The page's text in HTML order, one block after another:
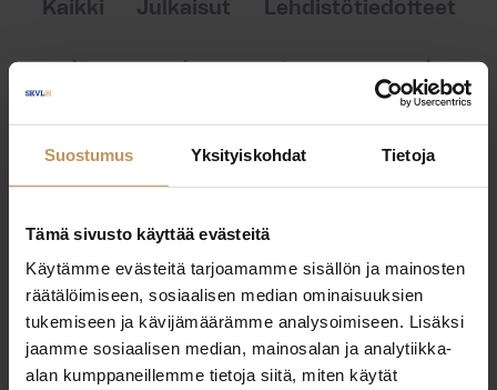
Suostumus Yksityiskohdat Tietoja
Tämä sivusto käyttää evästeitä
Käytämme evästeitä tarjoamamme sisällön ja mainosten
räätälöimiseen, sosiaalisen median ominaisuuksien
tukemiseen ja kävijämäärämme analysoimiseen. Lisäksi
jaamme sosiaalisen median, mainosalan ja analytiikka-
alan kumppaneillemme tietoja siitä, miten käytät
Kaikki Julkaisut Lehdistötiedotteet